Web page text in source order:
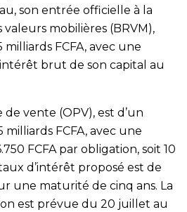
son entrée officielle à la
mobilières (BRVM),
FCFA, avec une
brut de son capital au
vente (OPV), est d’un
FCFA, avec une
FCFA par obligation, soit 10
d’intérêt proposé est de
une maturité de cinq ans. La
est prévue du 20 juillet au